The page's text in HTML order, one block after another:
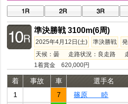
準決勝戦 3100m(6周)
2025年4月12日(土) 準決勝戦
天候：曇 走路状況：良走路
1着賞金 620,000円
着 事故 車 選手名
1
7 篠原 睦